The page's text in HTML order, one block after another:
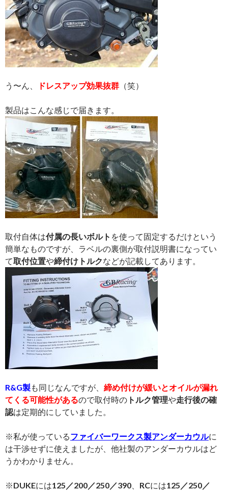
う〜ん、 ドレスアップ効果抜群 （笑）
製品はこんな感じで届きます。
取付自体は付属の長いボルト を使って固定するだけという
簡単なものですが、ラベルの裏側が取付説明書になってい
て取付位置や締付けトルクなどが記載してあります。
R&G製も同じなんですが、 締め付けが緩いとオイルが漏れ
てくる可能性があるので取付時の トルク管理や走行後の確
認は定期的にしていました。
※私が使っているファイバーワークス製アンダーカウルに
は干渉せずに使えましたが、他社製のアンダーカウルはど
うかわかりません。
※DUKEには125／200／250／390 RCには125／250／